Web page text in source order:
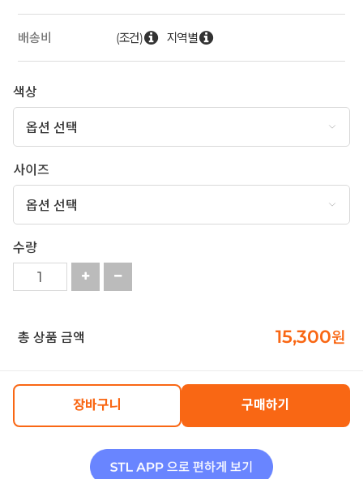
배송비 (조건) 지역별
색상
사이즈
수량
총 상품 금액 15,300원
장바구니 구매하기